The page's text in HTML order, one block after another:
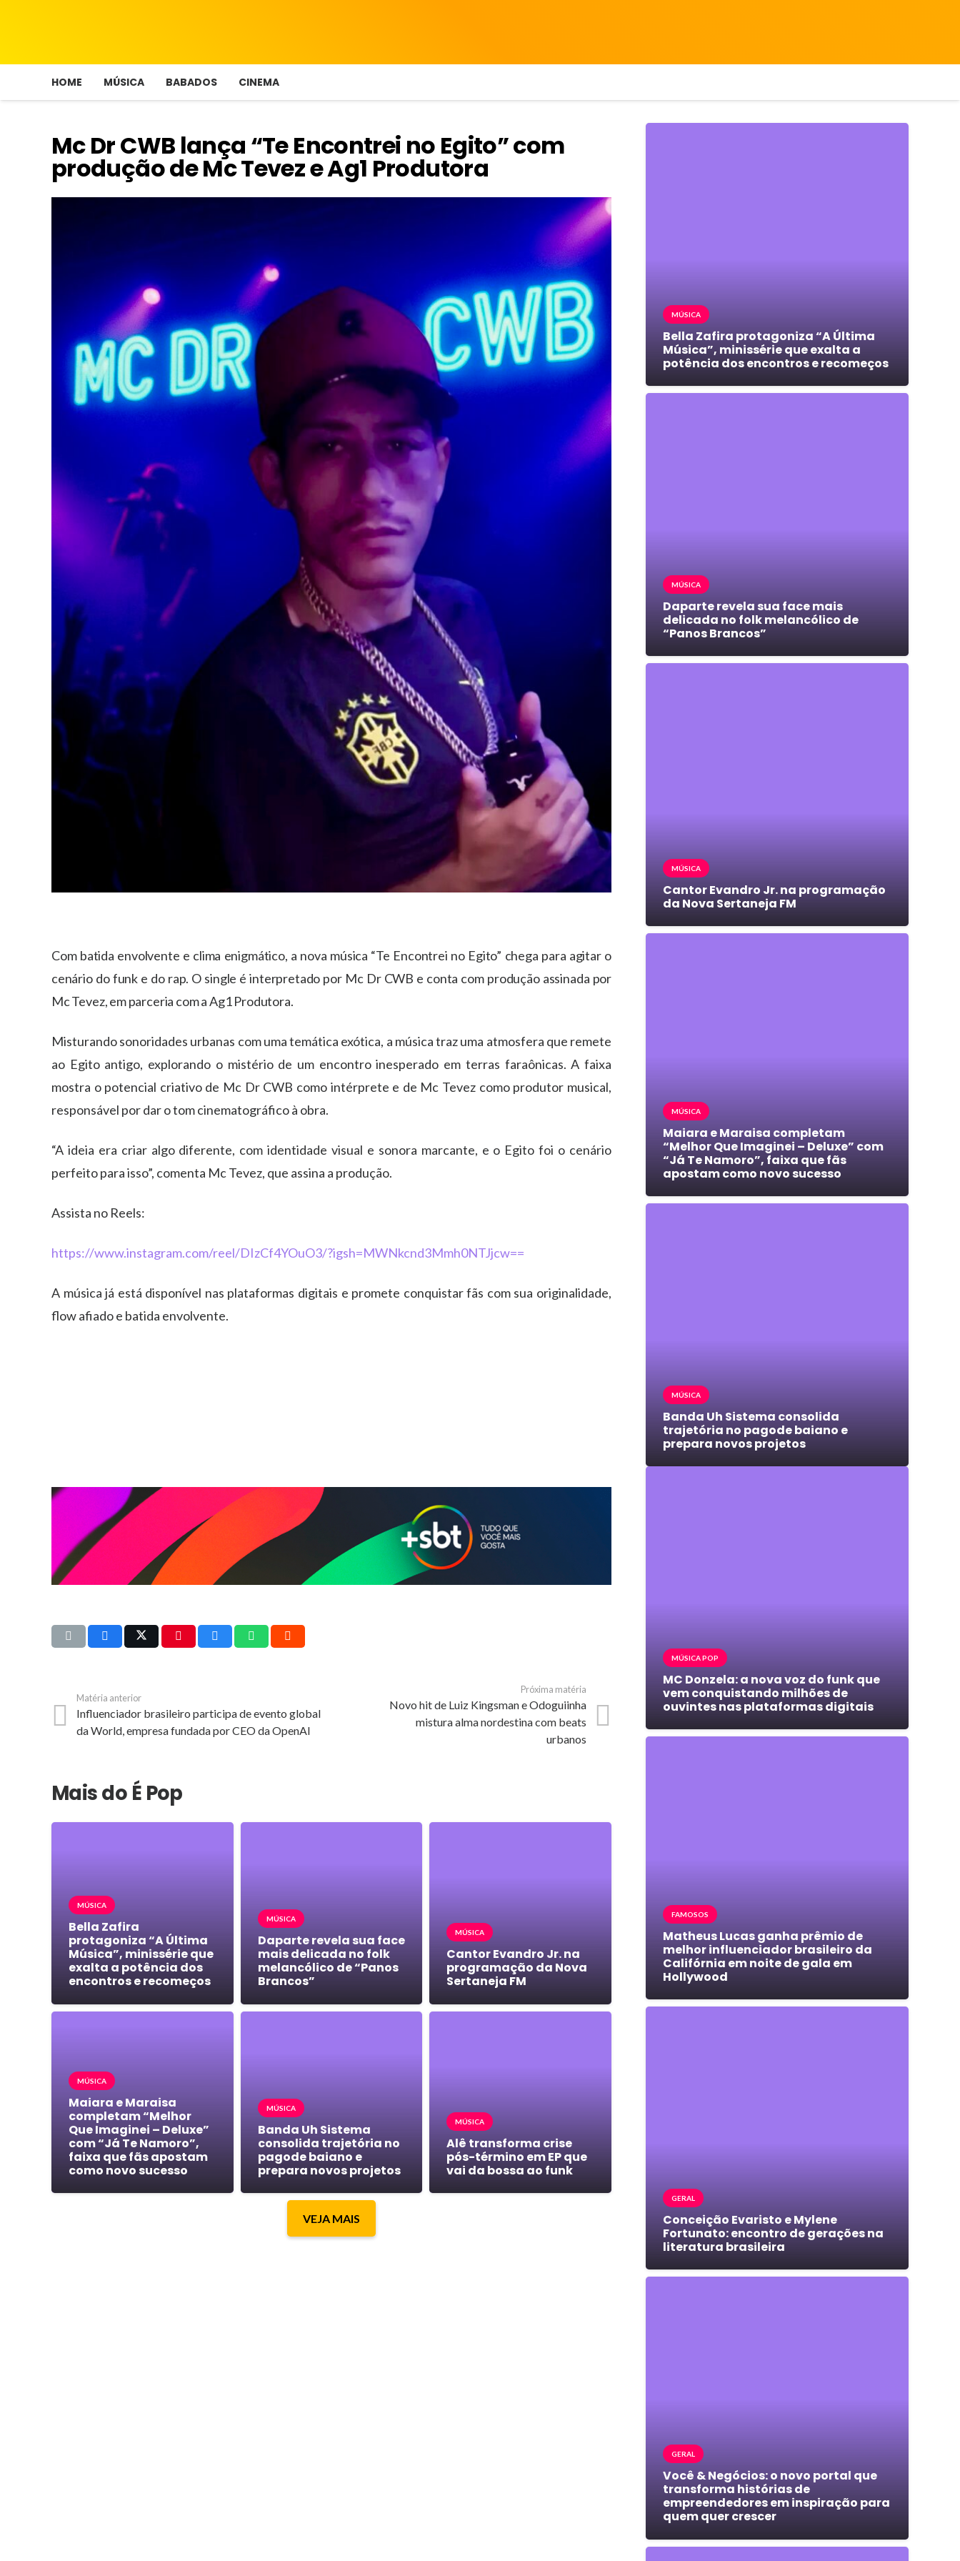
HOME MÚSICA BABADOS CINEMA
Mc Dr CWB lança “Te Encontrei no Egito” com
produção de Mc Tevez e Ag1 Produtora
Com batida envolvente e clima enigmático, a nova música “Te Encontrei no Egito” chega para agitar o
cenário do funk e do rap. O single é interpretado por Mc Dr CWB e conta com produção assinada por
Mc Tevez, em parceria com a Ag1 Produtora.
Misturando sonoridades urbanas com uma temática exótica, a música traz uma atmosfera que remete
ao Egito antigo, explorando o mistério de um encontro inesperado em terras faraônicas. A faixa
mostra o potencial criativo de Mc Dr CWB como intérprete e de Mc Tevez como produtor musical,
responsável por dar o tom cinematográfico à obra.
“A ideia era criar algo diferente, com identidade visual e sonora marcante, e o Egito foi o cenário
perfeito para isso”, comenta Mc Tevez, que assina a produção.
Assista no Reels:
https://www.instagram.com/reel/DIzCf4YOuO3/?igsh=MWNkcnd3Mmh0NTJjcw==
A música já está disponível nas plataformas digitais e promete conquistar fãs com sua originalidade,
flow afiado e batida envolvente.
Matéria anterior
Influenciador brasileiro participa de evento global
da World, empresa fundada por CEO da OpenAI
Próxima matéria
Novo hit de Luiz Kingsman e Odoguiinha
mistura alma nordestina com beats
urbanos
Mais do É Pop
MÚSICA
Bella Zafira
protagoniza “A Última
Música”, minissérie que
exalta a potência dos
encontros e recomeços
MÚSICA
Daparte revela sua face
mais delicada no folk
melancólico de “Panos
Brancos”
MÚSICA
Cantor Evandro Jr. na
programação da Nova
Sertaneja FM
MÚSICA
Maiara e Maraisa
completam “Melhor
Que Imaginei – Deluxe”
com “Já Te Namoro”,
faixa que fãs apostam
como novo sucesso
MÚSICA
Banda Uh Sistema
consolida trajetória no
pagode baiano e
prepara novos projetos
MÚSICA
Alê transforma crise
pós-término em EP que
vai da bossa ao funk
VEJA MAIS
MÚSICA
Bella Zafira protagoniza “A Última
Música”, minissérie que exalta a
potência dos encontros e recomeços
MÚSICA
Daparte revela sua face mais
delicada no folk melancólico de
“Panos Brancos”
MÚSICA
Cantor Evandro Jr. na programação
da Nova Sertaneja FM
MÚSICA
Maiara e Maraisa completam
“Melhor Que Imaginei – Deluxe” com
“Já Te Namoro”, faixa que fãs
apostam como novo sucesso
MÚSICA
Banda Uh Sistema consolida
trajetória no pagode baiano e
prepara novos projetos
MÚSICA POP
MC Donzela: a nova voz do funk que
vem conquistando milhões de
ouvintes nas plataformas digitais
FAMOSOS
Matheus Lucas ganha prêmio de
melhor influenciador brasileiro da
Califórnia em noite de gala em
Hollywood
GERAL
Conceição Evaristo e Mylene
Fortunato: encontro de gerações na
literatura brasileira
GERAL
Você & Negócios: o novo portal que
transforma histórias de
empreendedores em inspiração para
quem quer crescer